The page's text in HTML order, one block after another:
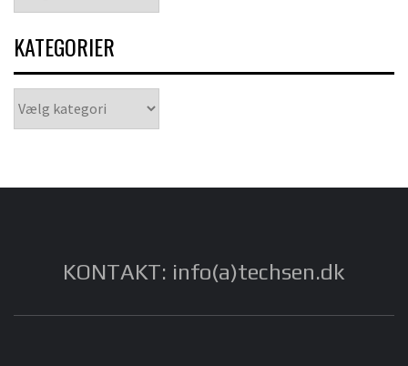
KATEGORIER
KONTAKT: info(a)techsen.dk